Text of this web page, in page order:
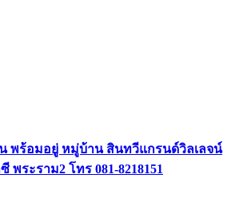
น พร้อมอยู่ หมู่บ้าน สินทวีแกรนด์วิลเลจน์
พระราม2 โทร 081-8218151